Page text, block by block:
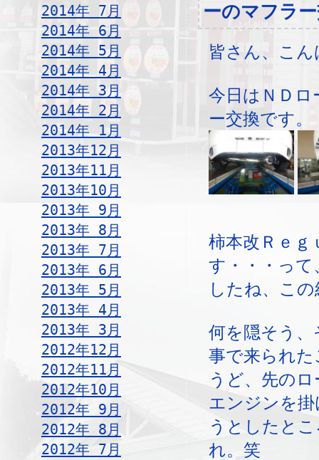
2014年 7月
2014年 6月
2014年 5月
2014年 4月
2014年 3月
2014年 2月
2014年 1月
2013年12月
2013年11月
2013年10月
2013年 9月
2013年 8月
2013年 7月
2013年 6月
2013年 5月
2013年 4月
2013年 3月
2012年12月
2012年11月
2012年10月
2012年 9月
2012年 8月
2012年 7月
ーのマフラ
皆さん、こ
今日はＮＤ
ー交換です。
柿本改Ｒｅｇ
す・・・っ
したね、こ
何を隠そう
事で来られ
うど、先の
エンジンを
うとしたと
れ。笑